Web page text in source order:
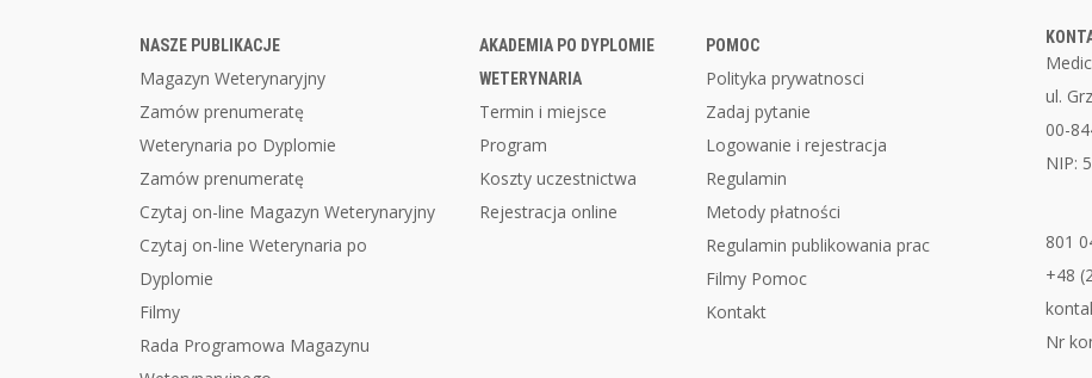
NASZE PUBLIKACJE
Magazyn Weterynaryjny
Zamów prenumeratę
Weterynaria po Dyplomie
Zamów prenumeratę
Czytaj on-line Magazyn Weterynaryjny
Czytaj on-line Weterynaria po
Dyplomie
Filmy
Rada Programowa Magazynu
AKADEMIA PO DYPLOMIE
WETERYNARIA
Termin i miejsce
Program
Koszty uczestnictwa
Rejestracja online
POMOC
Polityka prywatnosci
Zadaj pytanie
Logowanie i rejestracja
Regulamin
Metody płatności
Regulamin publikowania prac
Filmy Pomoc
Kontakt
ul.
00-
NIP:
801
+48
Nr